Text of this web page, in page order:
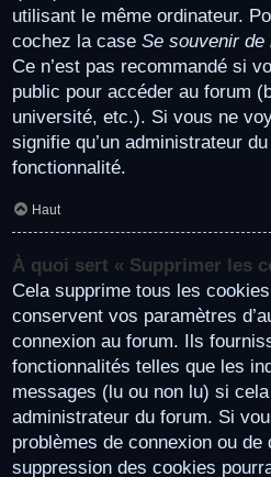
utilisant le même ordinateur.
cochez la case Se souvenir de
Ce n’est pas recommandé si
public pour accéder au forum
université, etc.). Si vous ne
signifie qu’un administrateur
fonctionnalité.
Haut
À quoi sert « Supprimer les
Cela supprime tous les
conservent vos paramètres
connexion au forum. Ils
fonctionnalités telles que les
messages (lu ou non lu) si
administrateur du forum. Si
problèmes de connexion ou de
suppression des cookies